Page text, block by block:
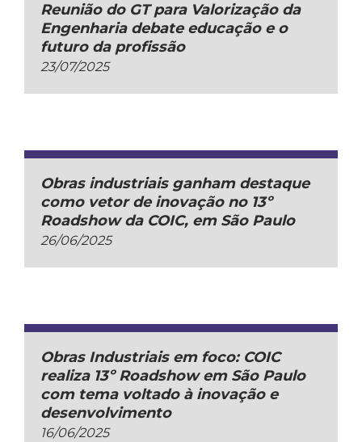
Reunião do GT para Valorização da
Engenharia debate educação e o
futuro da profissão
23/07/2025
Obras industriais ganham destaque
como vetor de inovação no 13º
Roadshow da COIC, em São Paulo
26/06/2025
Obras Industriais em foco: COIC
realiza 13º Roadshow em São Paulo
com tema voltado à inovação e
desenvolvimento
16/06/2025